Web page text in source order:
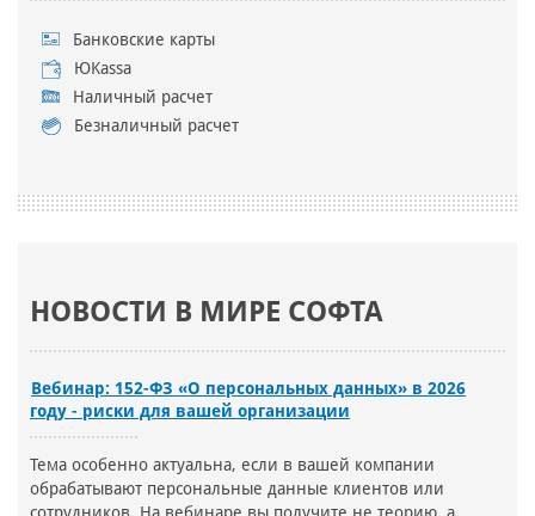
Банковские карты
ЮKassa
Наличный расчет
Безналичный расчет
НОВОСТИ В МИРЕ СОФТА
Вебинар: 152-ФЗ «О персональных данных» в 2026
году - риски для вашей организации
Тема особенно актуальна, если в вашей компании
обрабатывают персональные данные клиентов или
сотрудников. На вебинаре вы получите не теорию, а